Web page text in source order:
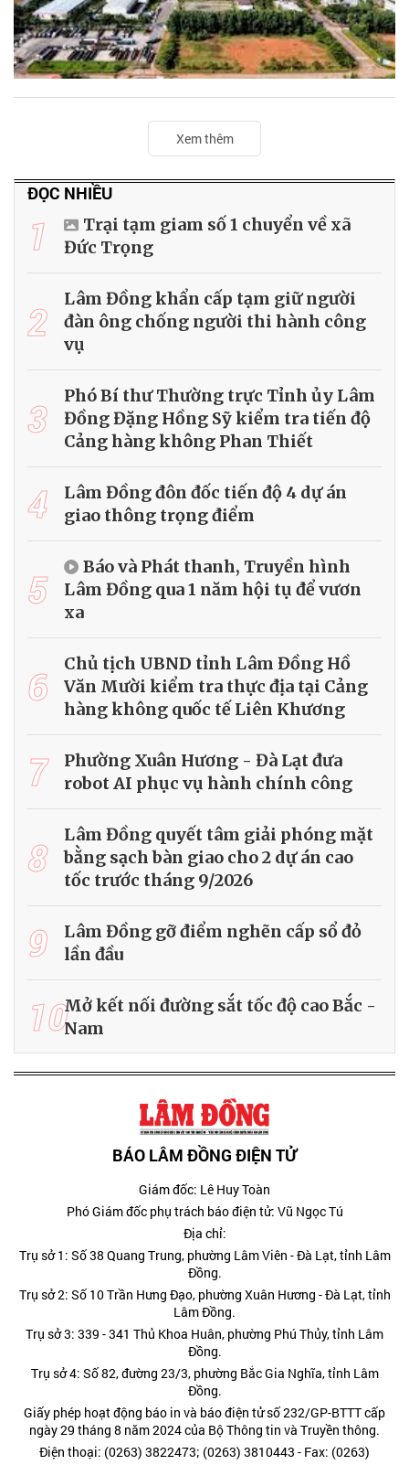
Xem thêm
ĐỌC NHIỀU
1
Trại tạm giam số 1 chuyển về xã
Đức Trọng
2
Lâm Đồng khẩn cấp tạm giữ người
đàn ông chống người thi hành công
vụ
3
Phó Bí thư Thường trực Tỉnh ủy Lâm
Đồng Đặng Hồng Sỹ kiểm tra tiến độ
Cảng hàng không Phan Thiết
4
Lâm Đồng đôn đốc tiến độ 4 dự án
giao thông trọng điểm
5
Báo và Phát thanh, Truyền hình
Lâm Đồng qua 1 năm hội tụ để vươn
xa
6
Chủ tịch UBND tỉnh Lâm Đồng Hồ
Văn Mười kiểm tra thực địa tại Cảng
hàng không quốc tế Liên Khương
7
Phường Xuân Hương - Đà Lạt đưa
robot AI phục vụ hành chính công
8
Lâm Đồng quyết tâm giải phóng mặt
bằng sạch bàn giao cho 2 dự án cao
tốc trước tháng 9/2026
9
Lâm Đồng gỡ điểm nghẽn cấp sổ đỏ
lần đầu
10Mở kết nối đường sắt tốc độ cao Bắc -
Nam
BÁO LÂM ĐỒNG ĐIỆN TỬ
Giám đốc: Lê Huy Toàn
Phó Giám đốc phụ trách báo điện tử: Vũ Ngọc Tú
Địa chỉ:
Trụ sở 1: Số 38 Quang Trung, phường Lâm Viên - Đà Lạt, tỉnh Lâm
Đồng.
Trụ sở 2: Số 10 Trần Hưng Đạo, phường Xuân Hương - Đà Lạt, tỉnh
Lâm Đồng.
Trụ sở 3: 339 - 341 Thủ Khoa Huân, phường Phú Thủy, tỉnh Lâm
Đồng.
Trụ sở 4: Số 82, đường 23/3, phường Bắc Gia Nghĩa, tỉnh Lâm
Đồng.
Giấy phép hoạt động báo in và báo điện tử số 232/GP-BTTT cấp
ngày 29 tháng 8 năm 2024 của Bộ Thông tin và Truyền thông.
Điện thoại: (0263) 3822473; (0263) 3810443 - Fax: (0263)